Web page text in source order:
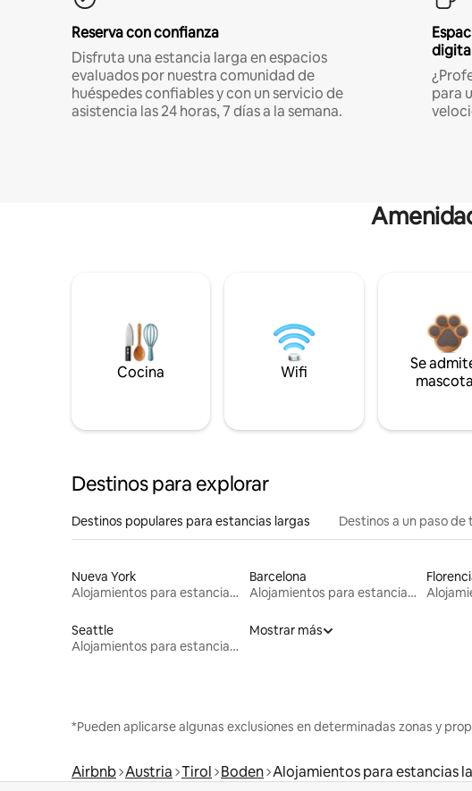
Reserva con confianza
Disfruta una estancia larga en espacios
evaluados por nuestra comunidad de
huéspedes confiables y con un servicio de
asistencia las 24 horas, 7 días a la semana.
para
Cocina Wifi
Se
Destinos para explorar
Destinos populares para estancias largas Destinos a un paso de
Nueva York
Alojamientos para estancias largas
Barcelona
Alojamientos para estancias largas
Seattle
Alojamientos para estancias largas
Mostrar más
*Pueden aplicarse algunas exclusiones en determinadas zonas y
Airbnb Austria Tirol Boden Alojamientos para estancias